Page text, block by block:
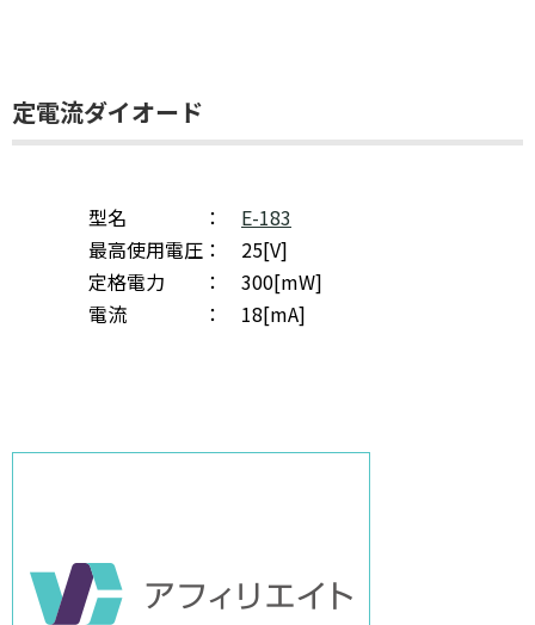
定電流ダイオード
型名 ： E-183
最高使用電圧： 25[V]
定格電力 ： 300[mW]
電流 ： 18[mA]